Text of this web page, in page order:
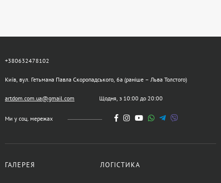
+380632478102
Київ, вул. Гетьмана Павла Скоропадського, 6а (раніше – Льва Толстого)
artdom.com.ua@gmail.com Щодня, з 10:00 до 20:00
Ми у соц. мережах
ГАЛЕРЕЯ ЛОГІСТИКА